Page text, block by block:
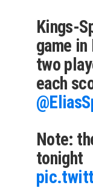
Kings-
game
two
each
Note:
tonight